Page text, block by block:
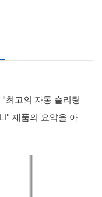
최고의 자동 슬리팅
제품의 요약을 아